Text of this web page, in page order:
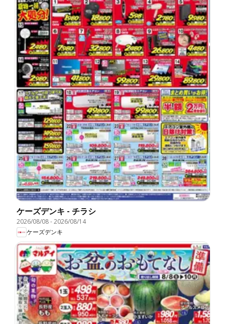
ケーズデンキ - チラシ
2026/08/08-2026/08/14
ケーズデンキ